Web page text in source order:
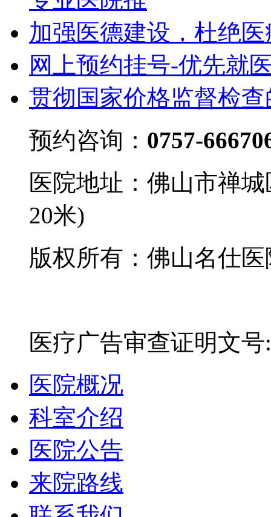
加强医德建设，杜绝
网上预约挂号-优先就
贯彻国家价格监督检
预约咨询： 0757-
医院地址：佛山市禅
20米)
版权所有：佛山名仕
医疗广告审查证明文
医院概况
科室介绍
医院公告
来院路线